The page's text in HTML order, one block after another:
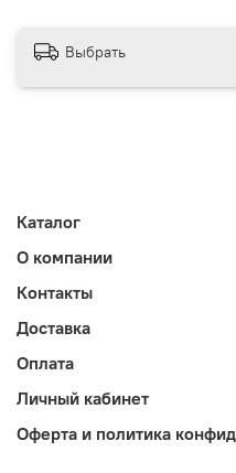
Выбрать
Каталог
О компании
Контакты
Доставка
Оплата
Личный кабинет
Оферта и политика